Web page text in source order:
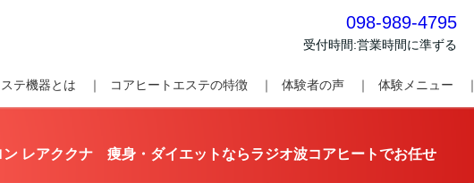
098-989-4795
受付時間:営業時間に準ずる
テ機器とは ｜ コアヒートエステの特徴 ｜ 体験者の声 ｜ 体験メニュー ｜
レアククナ 痩身・ダイエットならラジオ波コアヒートでお任せ